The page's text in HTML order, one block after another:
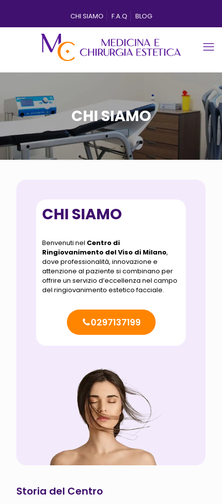
CHI SIAMO F.A.Q BLOG
CHI SIAMO
CHI SIAMO
Benvenuti nel Centro di
Ringiovanimento del Viso di Milano,
dove professionalità, innovazione e
attenzione al paziente si combinano per
offrire un servizio d’eccellenza nel campo
del ringiovanimento estetico facciale.
0297137199
Storia del Centro